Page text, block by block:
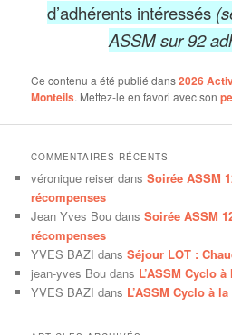
d’adhérents intéressés
ASSM sur 92
Ce contenu a été publié dans2026
Monteils. Mettez-le en favori avec son
COMMENTAIRES RÉCENTS
véronique reiser dansSoirée ASSM
récompenses
Jean Yves Bou dansSoirée ASSM
récompenses
YVES BAZI dansSéjour LOT :
jean-yves Bou dans L’ASSM Cyclo
YVES BAZI dans L’ASSM Cyclo à